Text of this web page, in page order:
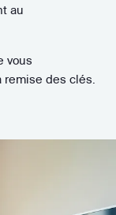
au
vous
remise des clés.